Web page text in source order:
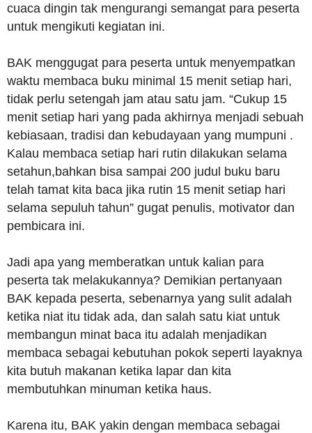
cuaca dingin tak mengurangi semangat para peserta
untuk mengikuti kegiatan ini.
BAK menggugat para peserta untuk menyempatkan
waktu membaca buku minimal 15 menit setiap hari,
tidak perlu setengah jam atau satu jam. “Cukup 15
menit setiap hari yang pada akhirnya menjadi sebuah
kebiasaan, tradisi dan kebudayaan yang mumpuni .
Kalau membaca setiap hari rutin dilakukan selama
setahun,bahkan bisa sampai 200 judul buku baru
telah tamat kita baca jika rutin 15 menit setiap hari
selama sepuluh tahun” gugat penulis, motivator dan
pembicara ini.
Jadi apa yang memberatkan untuk kalian para
peserta tak melakukannya? Demikian pertanyaan
BAK kepada peserta, sebenarnya yang sulit adalah
ketika niat itu tidak ada, dan salah satu kiat untuk
membangun minat baca itu adalah menjadikan
membaca sebagai kebutuhan pokok seperti layaknya
kita butuh makanan ketika lapar dan kita
membutuhkan minuman ketika haus.
Karena itu, BAK yakin dengan membaca sebagai